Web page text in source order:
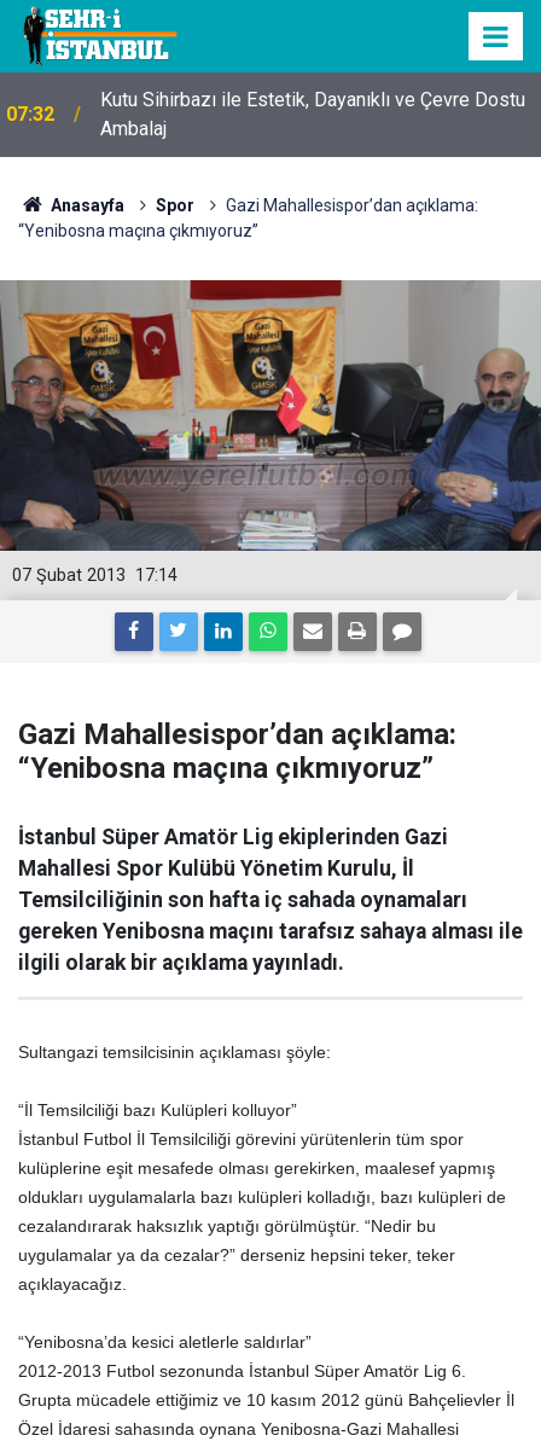
07:32
Kutu Sihirbazı ile Estetik, Dayanıklı ve Çevre Dostu
Ambalaj
Anasayfa Spor
Gazi Mahallesispor’dan açıklama:
“Yenibosna maçına çıkmıyoruz”
17:14
07 Şubat 2013
Gazi Mahallesispor’dan açıklama:
“Yenibosna maçına çıkmıyoruz”
İstanbul Süper Amatör Lig ekiplerinden Gazi
Mahallesi Spor Kulübü Yönetim Kurulu, İl
Temsilciliğinin son hafta iç sahada oynamaları
gereken Yenibosna maçını tarafsız sahaya alması ile
ilgili olarak bir açıklama yayınladı.
Sultangazi temsilcisinin açıklaması şöyle:
“İl Temsilciliği bazı Kulüpleri kolluyor”
İstanbul Futbol İl Temsilciliği görevini yürütenlerin tüm spor
kulüplerine eşit mesafede olması gerekirken, maalesef yapmış
oldukları uygulamalarla bazı kulüpleri kolladığı, bazı kulüpleri de
cezalandırarak haksızlık yaptığı görülmüştür. “Nedir bu
uygulamalar ya da cezalar?” derseniz hepsini teker, teker
açıklayacağız.
“Yenibosna’da kesici aletlerle saldırlar”
2012-2013 Futbol sezonunda İstanbul Süper Amatör Lig 6.
Grupta mücadele ettiğimiz ve 10 kasım 2012 günü Bahçelievler İl
Özel İdaresi sahasında oynana Yenibosna-Gazi Mahallesi